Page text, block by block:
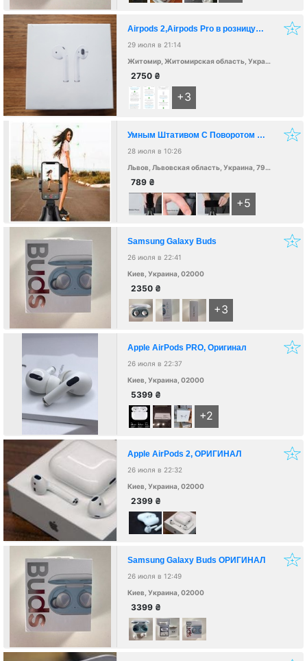
Airpods 2,Airpods Pro в розницу и оптом
29 июля в 21:14
Житомир, Житомирская область, Украина, 10000
2750 ₴
+3
Умным Штативом С Поворотом На 360 Apai
28 июля в 10:26
Львов, Львовская область, Украина, 79000
789 ₴
+5
Samsung Galaxy Buds
26 июля в 22:41
Киев, Украина, 02000
2350 ₴
+3
Apple AirPods PRO, Оригинал
26 июля в 22:37
Киев, Украина, 02000
5399 ₴
+2
Apple AirPods 2, ОРИГИНАЛ
26 июля в 22:32
Киев, Украина, 02000
2399 ₴
Samsung Galaxy Buds ОРИГИНАЛ
26 июля в 12:49
Киев, Украина, 02000
3399 ₴